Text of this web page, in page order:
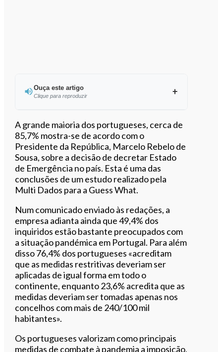
Ouça este artigo
Clique para reproduzir
Ouvir este artigo
A grande maioria dos portugueses, cerca de
85,7% mostra-se de acordo com o
Presidente da República, Marcelo Rebelo de
Sousa, sobre a decisão de decretar Estado
de Emergência no país. Esta é uma das
conclusões de um estudo realizado pela
Multi Dados para a Guess What.
Num comunicado enviado às redações, a
empresa adianta ainda que 49,4% dos
inquiridos estão bastante preocupados com
a situação pandémica em Portugal. Para além
disso 76,4% dos portugueses «acreditam
que as medidas restritivas deveriam ser
aplicadas de igual forma em todo o
continente, enquanto 23,6% acredita que as
medidas deveriam ser tomadas apenas nos
concelhos com mais de 240/100 mil
habitantes».
Os portugueses valorizam como principais
medidas de combate à pandemia a imposição,